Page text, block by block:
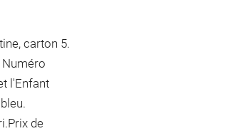
carton 5.
Numéro
l'Enfant
de